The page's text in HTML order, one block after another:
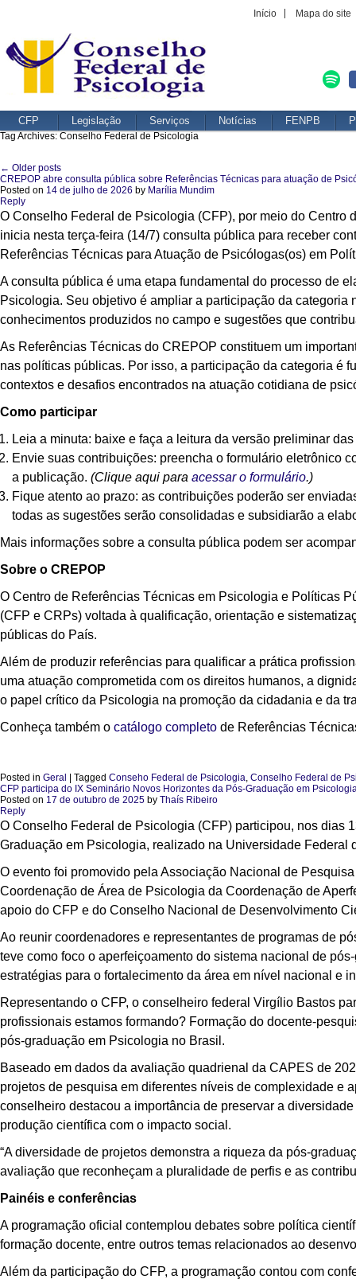
Início Mapa do site
CFP Legislação Serviços Notícias FENPB
Tag Archives: Conselho Federal de Psicologia
Post navigation
← Older posts
CREPOP abre consulta pública sobre Referências Técnicas para atuação de
Posted on 14 de julho de 2026 by Marília Mundim
Reply
O Conselho Federal de Psicologia (CFP), por meio do
inicia nesta terça-feira (14/7) consulta pública para receber
Referências Técnicas para Atuação de Psicólogas(os) em
A consulta pública é uma etapa fundamental do processo de
Psicologia. Seu objetivo é ampliar a participação da
conhecimentos produzidos no campo e sugestões que
As Referências Técnicas do CREPOP constituem um
nas políticas públicas. Por isso, a participação da categoria é
contextos e desafios encontrados na atuação cotidiana de
Como participar
Leia a minuta: baixe e faça a leitura da versão preliminar
Envie suas contribuições: preencha o formulário eletrônico
a publicação. (Clique aqui para acessar o formulário.)
Fique atento ao prazo: as contribuições poderão ser
todas as sugestões serão consolidadas e subsidiarão a
Mais informações sobre a consulta pública podem ser
Sobre o CREPOP
O Centro de Referências Técnicas em Psicologia e Políticas
(CFP e CRPs) voltada à qualificação, orientação e
públicas do País.
Além de produzir referências para qualificar a prática
uma atuação comprometida com os direitos humanos, a
o papel crítico da Psicologia na promoção da cidadania e da
Conheça também o catálogo completo de Referências
Posted in Geral Tagged Conseho Federal de Psicologia, Conselho Federal de
CFP participa do IX Seminário Novos Horizontes da Pós-Graduação em
Posted on 17 de outubro de 2025 by Thaís Ribeiro
Reply
O Conselho Federal de Psicologia (CFP) participou, nos dias
Graduação em Psicologia, realizado na Universidade Federal
O evento foi promovido pela Associação Nacional de
Coordenação de Área de Psicologia da Coordenação de
apoio do CFP e do Conselho Nacional de Desenvolvimento
Ao reunir coordenadores e representantes de programas de
teve como foco o aperfeiçoamento do sistema nacional de
estratégias para o fortalecimento da área em nível nacional e
Representando o CFP, o conselheiro federal Virgílio Bastos
profissionais estamos formando? Formação do docente-
pós-graduação em Psicologia no Brasil.
Baseado em dados da avaliação quadrienal da CAPES de
projetos de pesquisa em diferentes níveis de complexidade e
conselheiro destacou a importância de preservar a
produção científica com o impacto social.
“A diversidade de projetos demonstra a riqueza da pós-
avaliação que reconheçam a pluralidade de perfis e as
Painéis e conferências
A programação oficial contemplou debates sobre política
formação docente, entre outros temas relacionados ao
Além da participação do CFP, a programação contou com